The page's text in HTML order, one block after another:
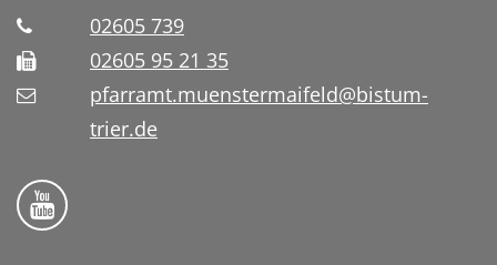
02605 739
02605 95 21 35
pfarramt.muenstermaifeld@bistum-
trier.de
Folge uns auf YouTube